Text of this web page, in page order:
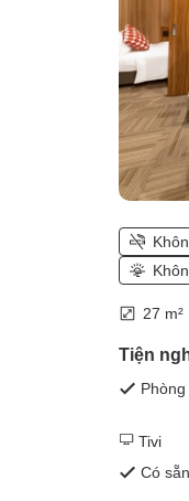
27 m²
Tiện
Tivi
Có